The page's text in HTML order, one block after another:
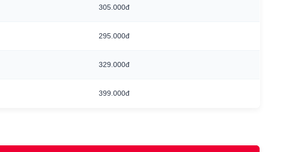
305.000đ
295.000đ
329.000đ
399.000đ